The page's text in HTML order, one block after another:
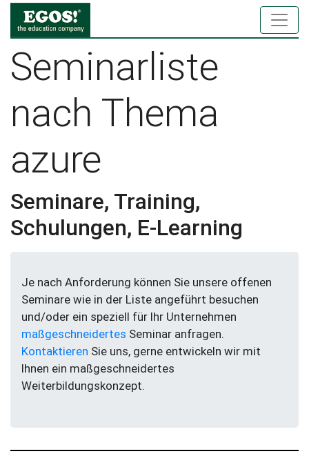
Seminarliste
nach Thema
azure
Seminare, Training,
Schulungen, E-Learning
Je nach Anforderung können Sie unsere offenen
Seminare wie in der Liste angeführt besuchen
und/oder ein speziell für Ihr Unternehmen
maßgeschneidertes Seminar anfragen.
Kontaktieren Sie uns, gerne entwickeln wir mit
Ihnen ein maßgeschneidertes
Weiterbildungskonzept.